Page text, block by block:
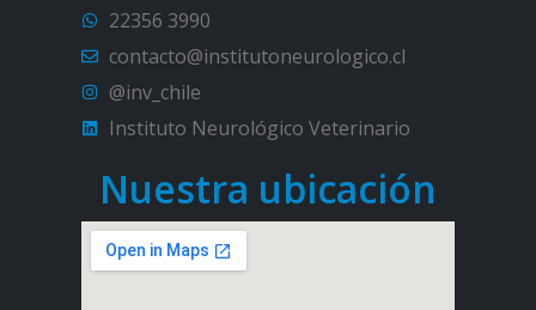
22356 3990
contacto@institutoneurologico.cl
@inv_chile
Instituto Neurológico Veterinario
Nuestra ubicación